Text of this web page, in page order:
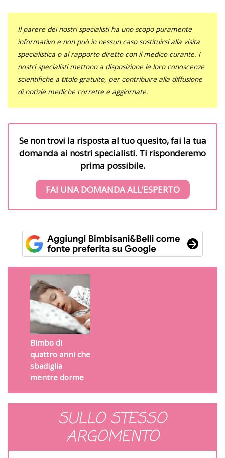
Il parere dei nostri specialisti ha uno scopo puramente
informativo e non può in nessun caso sostituirsi alla visita
specialistica o al rapporto diretto con il medico curante. I
nostri specialisti mettono a disposizione le loro conoscenze
scientifiche a titolo gratuito, per contribuire alla diffusione
di notizie mediche corrette e aggiornate.
Se non trovi la risposta al tuo quesito, fai la tua
domanda ai nostri specialisti. Ti risponderemo
prima possibile.
FAI UNA DOMANDA ALL’ESPERTO
Bimbo di
quattro anni che
sbadiglia
mentre dorme
SULLO STESSO
ARGOMENTO